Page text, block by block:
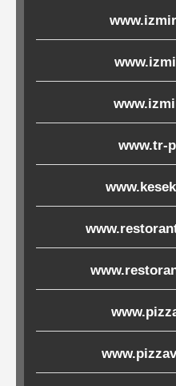
Porselen-
Seramik
Cam
Buklet
Ürünler
Poşetler
Torbaları
Tepsi
Altlıkları
www.tr-